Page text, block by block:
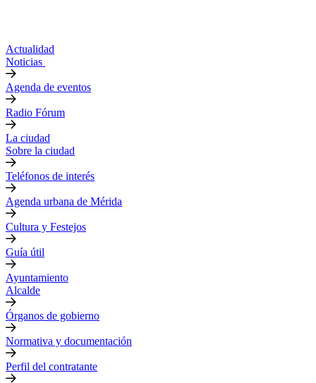
Actualidad
Noticias
Agenda de eventos
Radio Fórum
La ciudad
Sobre la ciudad
Teléfonos de interés
Agenda urbana de Mérida
Cultura y Festejos
Guía útil
Ayuntamiento
Alcalde
Órganos de gobierno
Normativa y documentación
Perfil del contratante